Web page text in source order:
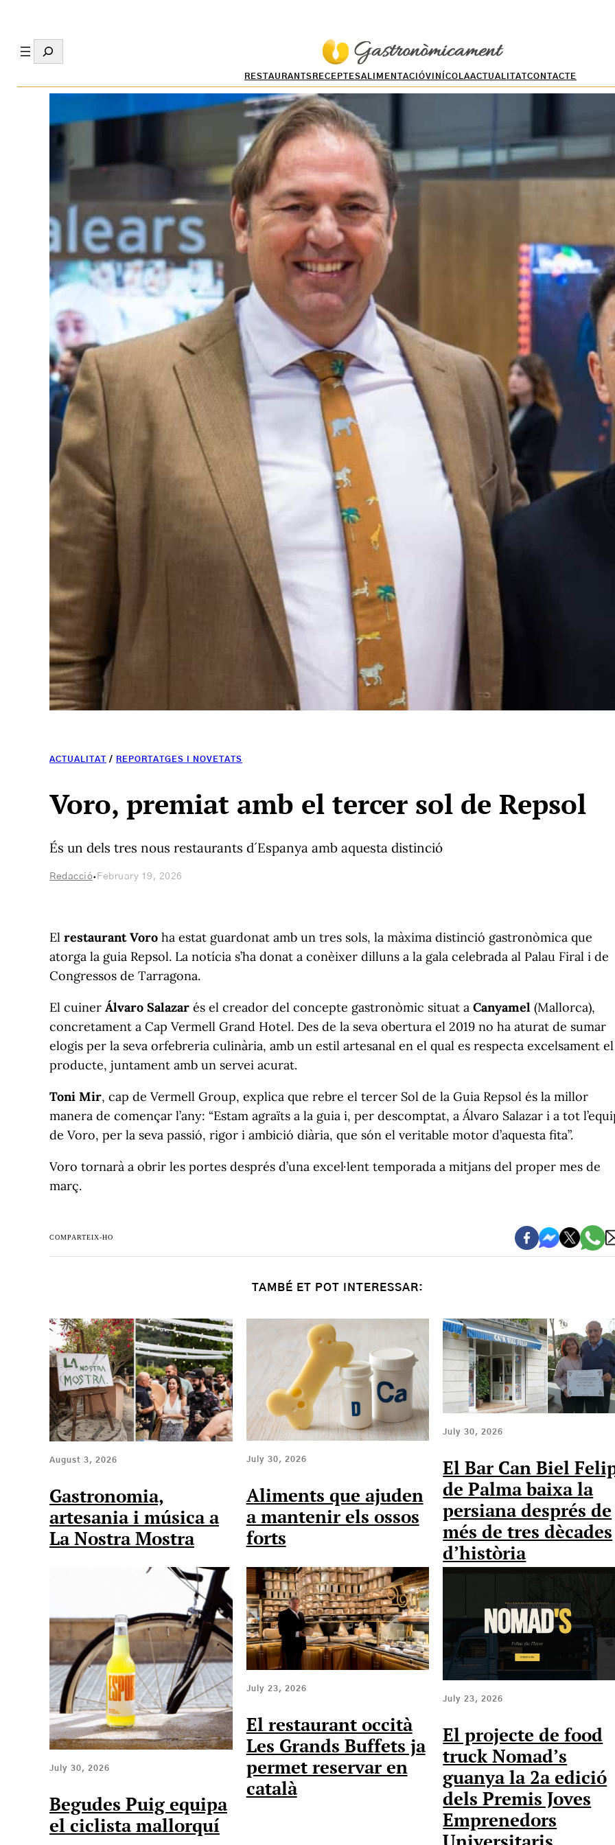
Search
RESTAURANTS RECEPTESALIMENTACIÓVINÍCOLAACTUALITATCONTACTE
ACTUALITAT / REPORTATGES I NOVETATS
Voro, premiat amb el tercer sol de Repsol
És un dels tres nous restaurants d´Espanya amb aquesta distinció
Redacció· February 19, 2026
El restaurant Voro ha estat guardonat amb un tres sols, la màxima distinció gastronòmica que
atorga la guia Repsol. La notícia s’ha donat a conèixer dilluns a la gala celebrada al Palau Firal i de
Congressos de Tarragona.
El cuiner Álvaro Salazar és el creador del concepte gastronòmic situat a Canyamel (Mallorca),
concretament a Cap Vermell Grand Hotel. Des de la seva obertura el 2019 no ha aturat de sumar
elogis per la seva orfebreria culinària, amb un estil artesanal en el qual es respecta excelsament el
producte, juntament amb un servei acurat.
Toni Mir, cap de Vermell Group, explica que rebre el tercer Sol de la Guia Repsol és la millor
manera de començar l’any: “Estam agraïts a la guia i, per descomptat, a Álvaro Salazar i a tot
de Voro, per la seva passió, rigor i ambició diària, que són el veritable motor d’aquesta fita”.
Voro tornarà a obrir les portes després d’una excel·lent temporada a mitjans del proper mes de
març.
COMPARTEIX-HO
TAMBÉ ET POT INTERESSAR:
August 3, 2026
Gastronomia,
artesania i música a
La Nostra Mostra
July 30, 2026
Aliments que ajuden
a mantenir els ossos
forts
July 30, 2026
El Bar Can Biel
de Palma baixa la
persiana després de
més de tres dècades
d’història
July 30, 2026
Begudes Puig equipa
el ciclista mallorquí
July 23, 2026
El restaurant occità
Les Grands Buffets ja
permet reservar en
català
July 23, 2026
El projecte de food
truck Nomad’s
guanya la 2a edició
dels Premis Joves
Emprenedors